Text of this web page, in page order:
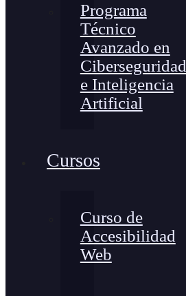
Programa
Técnico
Avanzado en
Ciberseguridad
e Inteligencia
Artificial
Cursos
Curso de
Accesibilidad
Web